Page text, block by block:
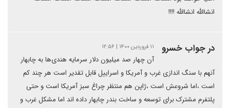
انشاالله انشاالله !!!!
در جواب خسرو ۱۱ فروردین ۱۴۰۰ | ۱۲:۵۶
آن چهار صد میلیون دلار سرمایه هندی‌ها به چابهار
آنهم با سنگ اندازی غرب و آمریکا و اسراییل قابل تقدیر است هر چند کم
است ،اما شروعش است ،ژاپن هم منتظر چراغ سبز آمریکا است و حتی
پلتفرم مشترک برای توسعه و ساخت بندر چابهار داده اند اما مشکل غرب و